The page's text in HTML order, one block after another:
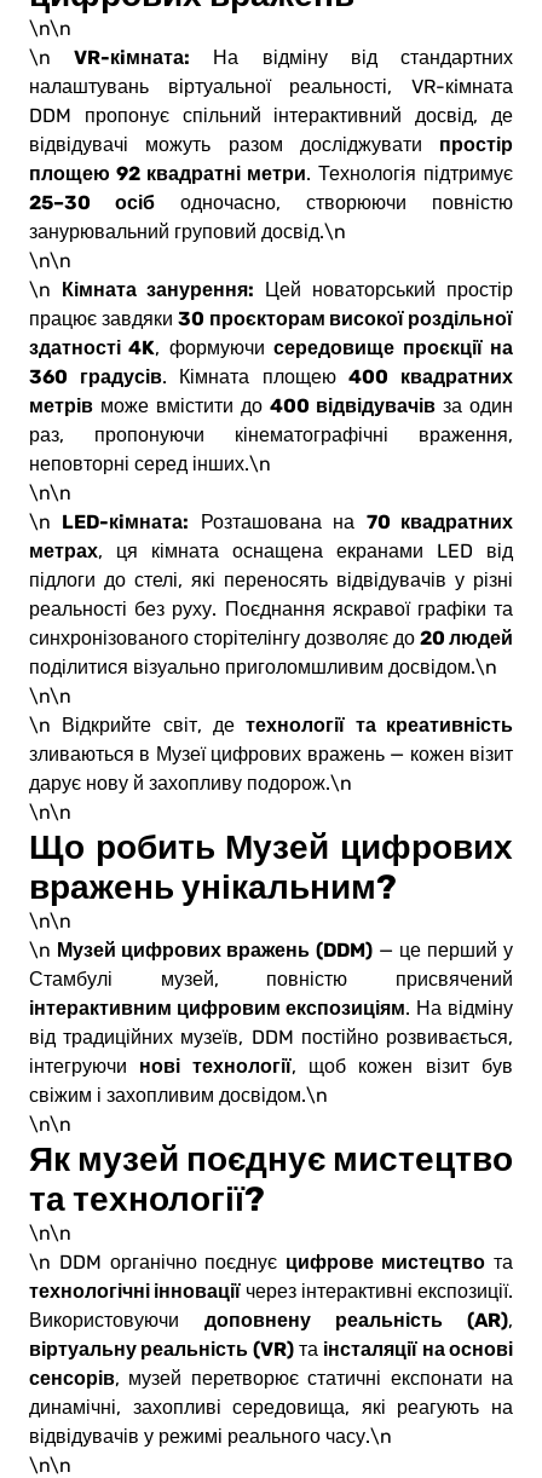
\n\n
\nVR-кiмната: На відміну від стандартних
налаштувань віртуальної реальності, VR-кiмната
DDM пропонує спільний інтерактивний досвід, де
відвідувачі можуть разом досліджувати простір
площею 92 квадратні метри. Технологія підтримує
25–30 осіб одночасно, створюючи повністю
занурювальний груповий досвід.\n
\n\n
\n Кімната занурення: Цей новаторський простір
працює завдяки30 проєкторам високої роздільної
здатності 4K, формуючисередовище проєкції на
360 градусів. Кімната площею400 квадратних
метрів може вмістити до 400 відвідувачів за один
раз, пропонуючи кінематографічні враження,
неповторні серед інших.\n
\n\n
\n LED-кiмната: Розташована на 70 квадратних
метрах, ця кімната оснащена екранами LED від
підлоги до стелі, які переносять відвідувачів у різні
реальності без руху. Поєднання яскравої графіки та
синхронізованого сторітелінгу дозволяє до 20 людей
поділитися візуально приголомшливим досвідом.\n
\n\n
\n Відкрийте світ, детехнології та креативність
зливаються в Музеї цифрових вражень — кожен візит
дарує нову й захопливу подорож.\n
\n\n
Що робить Музей цифрових
вражень унікальним?
\n\n
\n Музей цифрових вражень (DDM)— це перший у
Стамбулі музей, повністю присвячений
інтерактивним цифровим експозиціям. На відміну
від традиційних музеїв, DDM постійно розвивається,
інтегруючи нові технології, щоб кожен візит був
свіжим і захопливим досвідом.\n
\n\n
Як музей поєднує мистецтво
та технології?
\n\n
\n DDM органічно поєднує цифрове мистецтво та
технологічні інновації через інтерактивні експозиції.
Використовуючи доповнену реальність (AR),
віртуальну реальність (VR)та інсталяції на основі
сенсорів, музей перетворює статичні експонати на
динамічні, захопливі середовища, які реагують на
відвідувачів у режимі реального часу.\n
\n\n